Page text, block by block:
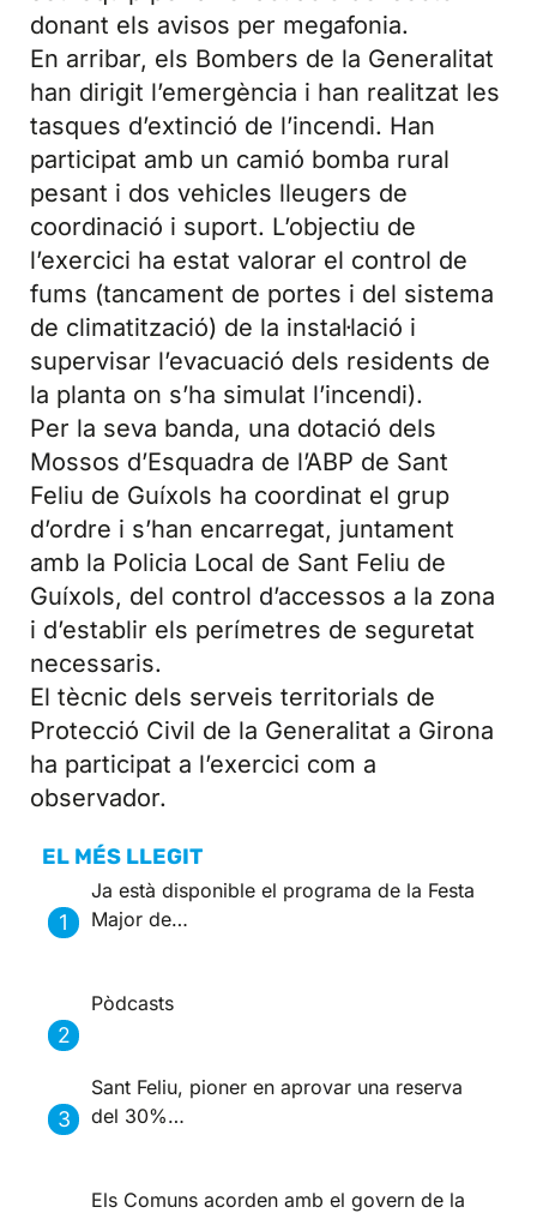
donant els avisos per megafonia.
En arribar, els Bombers de la Generalitat
han dirigit l’emergència i han realitzat les
tasques d’extinció de l’incendi. Han
participat amb un camió bomba rural
pesant i dos vehicles lleugers de
coordinació i suport. L’objectiu de
l’exercici ha estat valorar el control de
fums (tancament de portes i del sistema
de climatització) de la instal·lació i
supervisar l’evacuació dels residents de
la planta on s’ha simulat l’incendi).
Per la seva banda, una dotació dels
Mossos d’Esquadra de l’ABP de Sant
Feliu de Guíxols ha coordinat el grup
d’ordre i s’han encarregat, juntament
amb la Policia Local de Sant Feliu de
Guíxols, del control d’accessos a la zona
i d’establir els perímetres de seguretat
necessaris.
El tècnic dels serveis territorials de
Protecció Civil de la Generalitat a Girona
ha participat a l’exercici com a
observador.
EL MÉS LLEGIT
Ja està disponible el programa de la Festa
Major de…
Pòdcasts
Sant Feliu, pioner en aprovar una reserva
del 30%…
Els Comuns acorden amb el govern de la